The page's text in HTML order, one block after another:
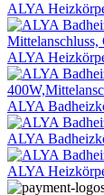
ALYA
ALYA
ALYA
ALYA
ALYA